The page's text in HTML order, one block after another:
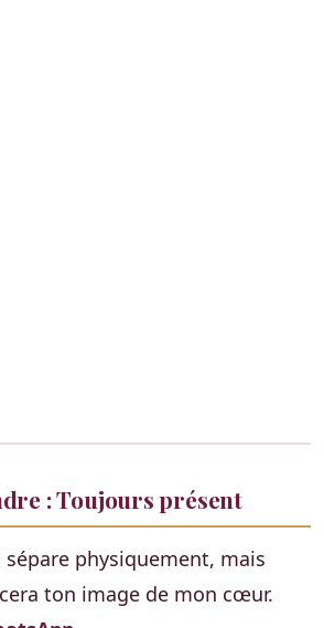
: Toujours présent
sépare physiquement, mais
ton image de mon cœur.